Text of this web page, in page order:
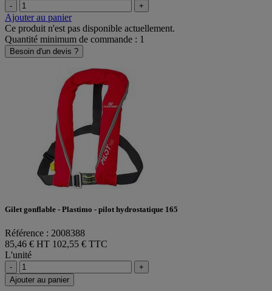
- +
Ajouter au panier
Ce produit n'est pas disponible actuellement.
Quantité minimum de commande : 1
Besoin d'un devis ?
Gilet gonflable - Plastimo - pilot hydrostatique 165
Référence : 2008388
85,46 € HT 102,55 € TTC
L'unité
-
+
Ajouter au panier